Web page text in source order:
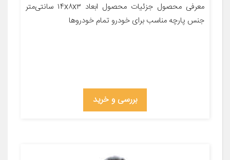
معرفی محصول جزئیات محصول ابعاد ۱۴x۸x۳ سانتی‌متر
جنس پارچه مناسب برای خودرو تمام خودروها
بررسی و خرید